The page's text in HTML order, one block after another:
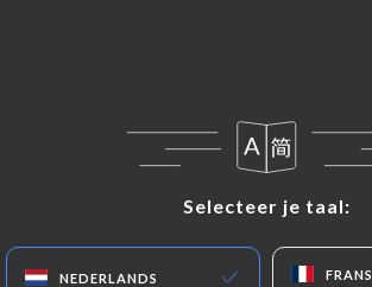
Selecteer je taal:
NEDERLANDS FRANS
Gesloten - Open om: tijd
Selecteer je taal:
NEDERLANDS FRANS